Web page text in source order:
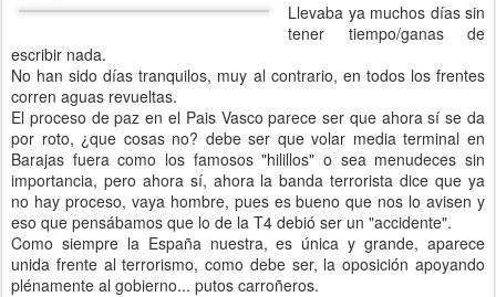
Aguest ei des d'aué eth mèn espaci de reflexions personaus, era banda sonora dera mia vida.
Llevaba ya muchos días sin
tener tiempo/ganas de
escribir nada.
No han sido días tranquilos, muy al contrario, en todos los frentes
corren aguas revueltas.
El proceso de paz en el Pais Vasco parece ser que ahora sí se da
por roto, ¿que cosas no? debe ser que volar media terminal en
Barajas fuera como los famosos "hilillos" o sea menudeces sin
importancia, pero ahora sí, ahora la banda terrorista dice que ya
no hay proceso, vaya hombre, pues es bueno que nos lo avisen y
eso que pensábamos que lo de la T4 debió ser un "accidente".
Como siempre la España nuestra, es única y grande, aparece
unida frente al terrorismo, como debe ser, la oposición apoyando
plénamente al gobierno... putos carroñeros.